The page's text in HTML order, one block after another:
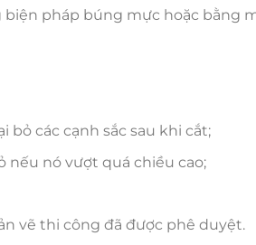
pháp búng mực hoặc bằng
bỏ các cạnh sắc sau khi cắt;
nếu nó vượt quá chiều cao;
vẽ thi công đã được phê duyệt.